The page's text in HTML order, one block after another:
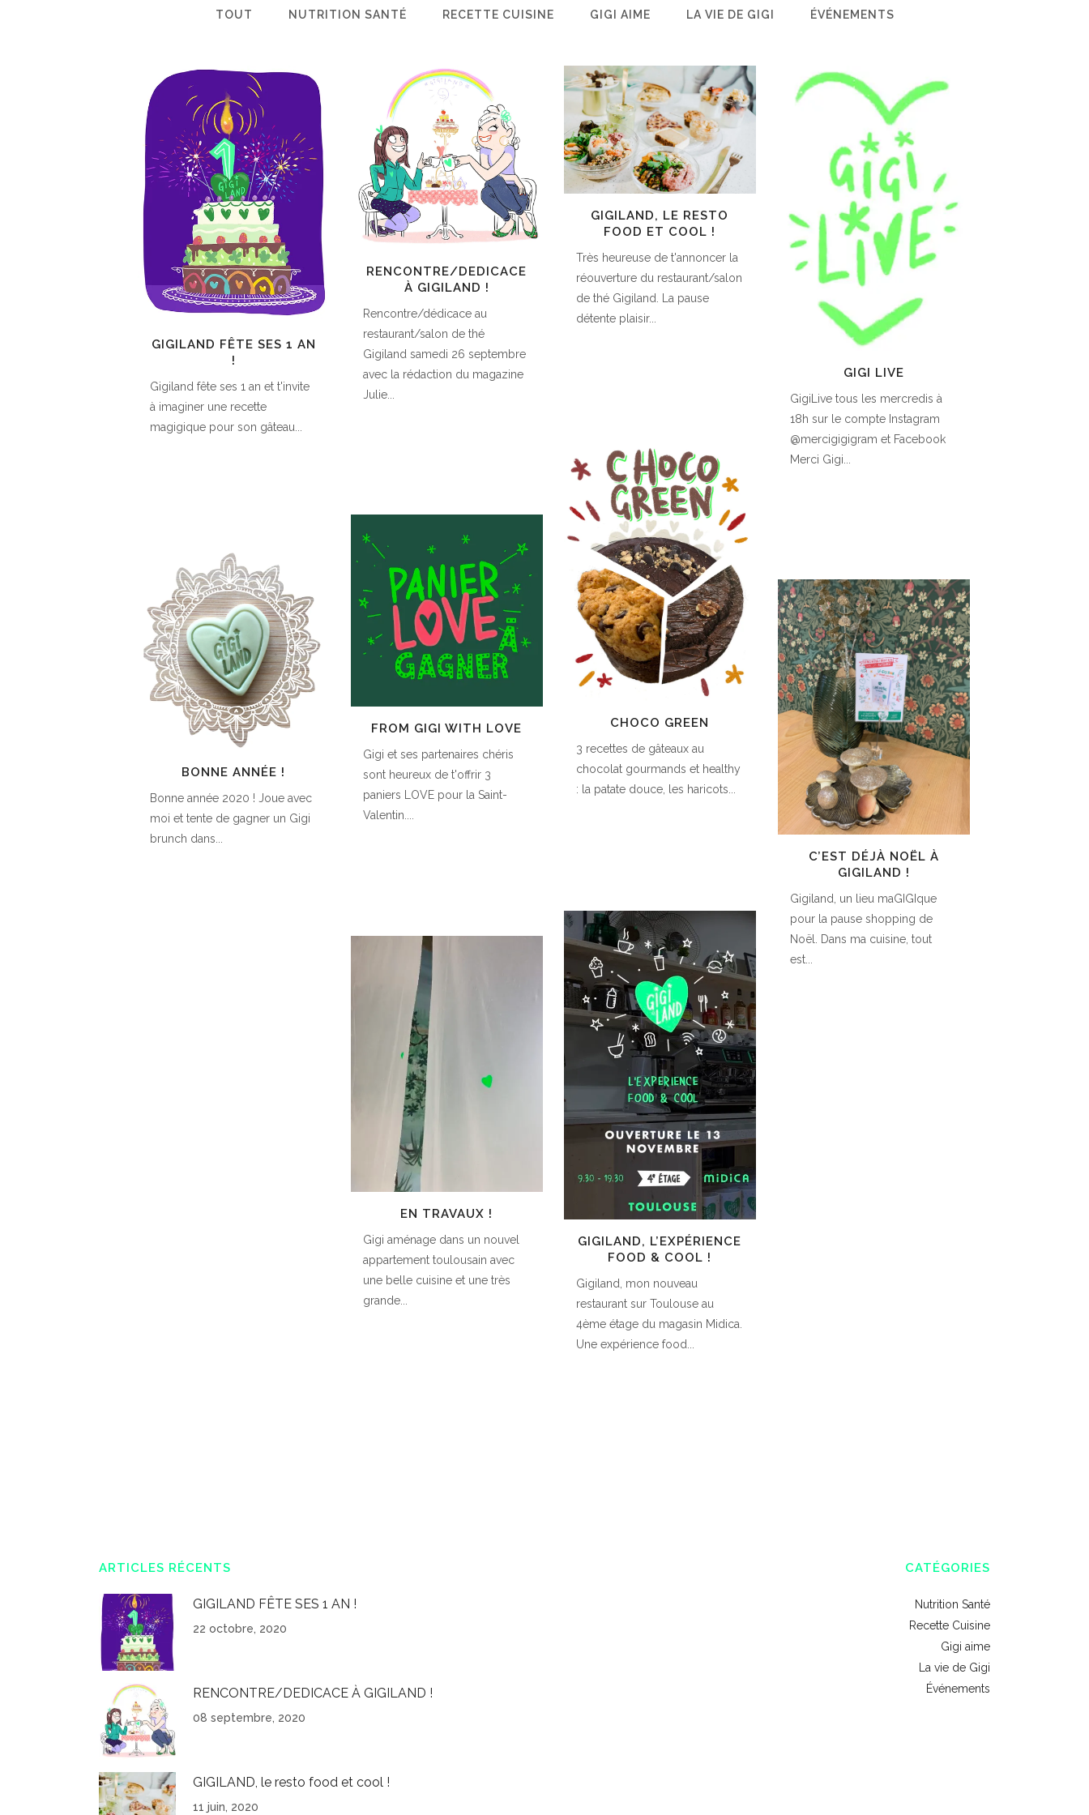
TOUT NUTRITION SANTÉ RECETTE CUISINE GIGI AIME LA VIE DE GIGI ÉVÉNEMENTS
GIGILAND FÊTE SES 1 AN
!
Gigiland fête ses 1 an et t'invite
à imaginer une recette
magigique pour son gâteau...
RENCONTRE/DEDICACE
À GIGILAND !
Rencontre/dédicace au
restaurant/salon de thé
Gigiland samedi 26 septembre
avec la rédaction du magazine
Julie...
GIGILAND, LE RESTO
FOOD ET COOL !
Très heureuse de t'annoncer la
réouverture du restaurant/salon
de thé Gigiland. La pause
détente plaisir...
GIGI LIVE
GigiLive tous les mercredis à
18h sur le compte Instagram
@mercigigigram et Facebook
Merci Gigi...
CHOCO GREEN
3 recettes de gâteaux au
chocolat gourmands et healthy
: la patate douce, les haricots...
FROM GIGI WITH LOVE
Gigi et ses partenaires chéris
sont heureux de t'offrir 3
paniers LOVE pour la Saint-
Valentin....
BONNE ANNÉE !
Bonne année 2020 ! Joue avec
moi et tente de gagner un Gigi
brunch dans...
C’EST DÉJÀ NOËL À
GIGILAND !
Gigiland, un lieu maGIGIque
pour la pause shopping de
Noël. Dans ma cuisine, tout
est...
GIGILAND, L’EXPÉRIENCE
FOOD & COOL !
Gigiland, mon nouveau
restaurant sur Toulouse au
4ème étage du magasin Midica.
Une expérience food...
EN TRAVAUX !
Gigi aménage dans un nouvel
appartement toulousain avec
une belle cuisine et une très
grande...
ARTICLES RÉCENTS
GIGILAND FÊTE SES 1 AN !
22 octobre, 2020
RENCONTRE/DEDICACE À GIGILAND !
08 septembre, 2020
GIGILAND, le resto food et cool !
11 juin, 2020
CATÉGORIES
Nutrition Santé
Recette Cuisine
Gigi aime
La vie de Gigi
Événements